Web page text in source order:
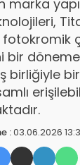
marka
fotokromik
döneme
iş birliğiyle
:03.06.2026